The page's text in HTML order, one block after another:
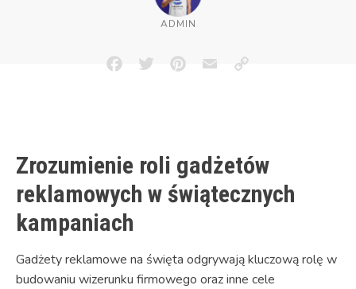
ADMIN
FacebookTwitterPinterestEmailCopy
Zrozumienie roli gadżetów
reklamowych w świątecznych
kampaniach
Gadżety reklamowe na święta odgrywają kluczową rolę w
budowaniu wizerunku firmowego oraz inne cele